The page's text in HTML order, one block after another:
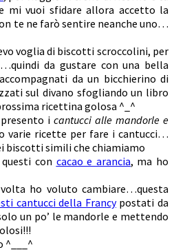
mi vuoi sfidare allora accetto la
te ne farò sentire neanche uno…
voglia di biscotti scroccolini, per
da gustare con una bella
da un bicchierino di
sul divano sfogliando un libro
ricettina golosa ^_^
i cantucci alle mandorle e
varie ricette per fare i cantucci…
biscotti simili che chiamiamo
con cacao e arancia, ma ho
ho voluto cambiare…questa
cantucci della Francypostati da
un po’ le mandorle e mettendo
^___^